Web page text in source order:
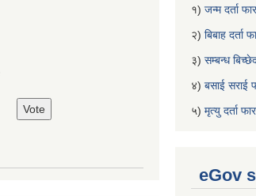
१) जन्म दर्ता
२) बिबाह दर्ता
३) सम्बन्ध
४) बसाई सराई
५) मृत्यु दर्ता
eGov